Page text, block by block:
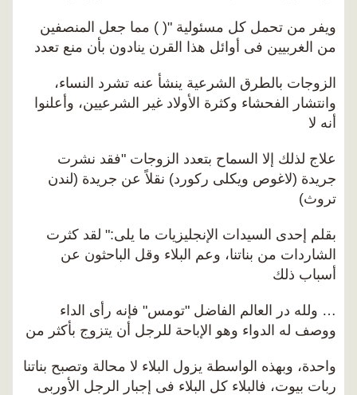
ويفر من تحمل كل مسئولية "( ) مما جعل المنصفين
من الغربيين فى أوائل هذا القرن ينادون بأن منع تعدد
الزوجات بالطرق الشرعية ينشأ عنه تشرد النساء،
وانتشار الفحشاء وكثرة الأولاد غير الشرعيين، وأعلنوا
أنه لا
علاج لذلك إلا السماح بتعدد الزوجات "فقد نشرت
جريدة (لاغوص ويكلى ركورد) نقلاً عن جريدة (لندن
تروث)
بقلم إحدى السيدات الإنجليزيات ما يلى:" لقد كثرت
الشاردات من بناتنا، وعم البلاء وقل الباحثون عن
أسباب ذلك
… ولله در العالم الفاضل "تومس" فإنه رأى الداء
ووصف له الدواء وهو الإباحة للرجل أن يتزوج بأكثر من
واحدة، وبهذه الواسطة يزول البلاء لا محالة وتصبح بناتنا
ربات بيوت، فالبلاء كل البلاء فى إجبار الرجل الأوربى